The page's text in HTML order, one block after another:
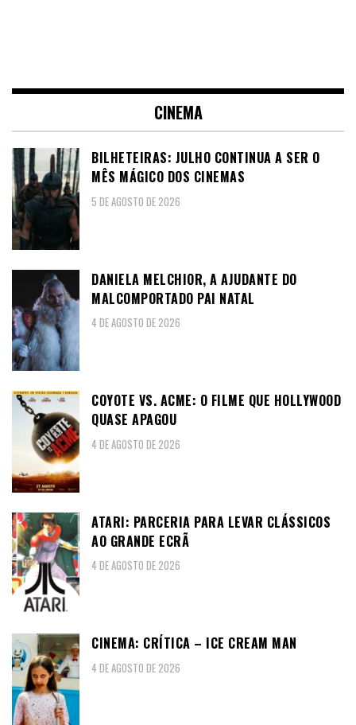
CINEMA
BILHETEIRAS: JULHO CONTINUA A SER O
MÊS MÁGICO DOS CINEMAS
5 DE AGOSTO DE 2026
DANIELA MELCHIOR, A AJUDANTE DO
MALCOMPORTADO PAI NATAL
4 DE AGOSTO DE 2026
COYOTE VS. ACME: O FILME QUE HOLLYWOOD
QUASE APAGOU
4 DE AGOSTO DE 2026
ATARI: PARCERIA PARA LEVAR CLÁSSICOS
AO GRANDE ECRÃ
4 DE AGOSTO DE 2026
CINEMA: CRÍTICA – ICE CREAM MAN
4 DE AGOSTO DE 2026